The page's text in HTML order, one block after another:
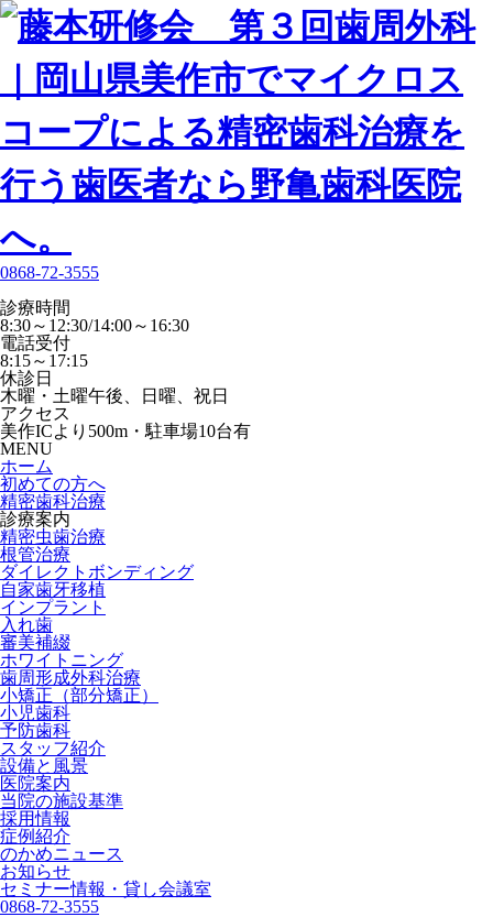
0868-72-3555
診療時間
8:30～12:30/14:00～16:30
電話受付
8:15～17:15
休診日
木曜・土曜午後、日曜、祝日
アクセス
美作ICより500m・駐車場10台有
MENU
ホーム
初めての方へ
精密歯科治療
診療案内
精密虫歯治療
根管治療
ダイレクトボンディング
自家歯牙移植
インプラント
入れ歯
審美補綴
ホワイトニング
歯周形成外科治療
小矯正（部分矯正）
小児歯科
予防歯科
スタッフ紹介
設備と風景
医院案内
当院の施設基準
採用情報
症例紹介
のかめニュース
お知らせ
セミナー情報・貸し会議室
0868-72-3555